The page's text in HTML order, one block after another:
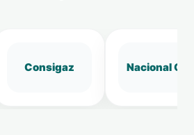
Consigaz Nacional Gás